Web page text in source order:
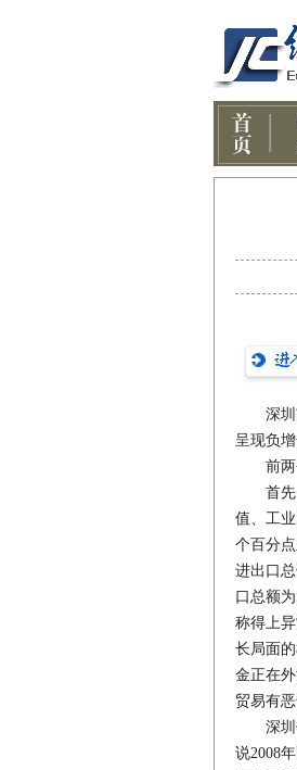
深圳市
呈现负
前两个
首先，
值、工
个百分
进出口
口总额
称得上
长局面
金正在
贸易有恶
深圳作
说2008